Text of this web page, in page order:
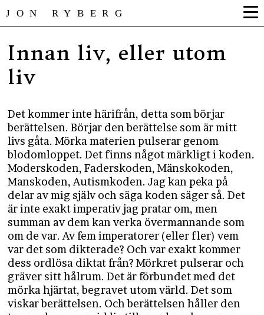
JON RYBERG
Innan liv, eller utom
liv
Det kommer inte härifrån, detta som börjar
berättelsen. Börjar den berättelse som är mitt
livs gåta. Mörka materien pulserar genom
blodomloppet. Det finns något märkligt i koden.
Moderskoden, Faderskoden, Mänskokoden,
Manskoden, Autismkoden. Jag kan peka på
delar av mig själv och säga koden säger så. Det
är inte exakt imperativ jag pratar om, men
summan av dem kan verka övermannande som
om de var. Av fem imperatorer (eller fler) vem
var det som dikterade? Och var exakt kommer
dess ordlösa diktat från? Mörkret pulserar och
gräver sitt hålrum. Det är förbundet med det
mörka hjärtat, begravet utom värld. Det som
viskar berättelsen. Och berättelsen håller den